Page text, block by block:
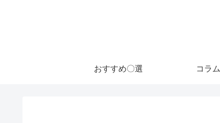
おすすめ〇選 コラム